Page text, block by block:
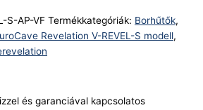
S-AP-VF Termékkategóriák: Borhűtők,
Revelation V-REVEL-S modell,
és garanciával kapcsolatos